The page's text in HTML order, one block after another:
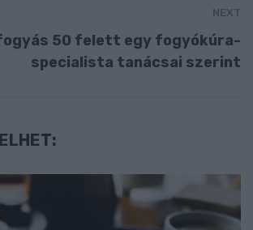
NEXT
50 felett egy fogyókúra-
specialista tanácsai szerint